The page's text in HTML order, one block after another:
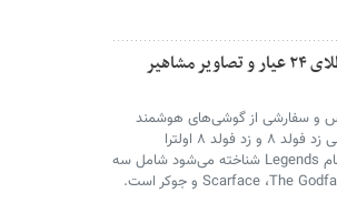
رونمایی از نسخه لوکس گلکسی زد فولد ۸ با طلای ۲۴ عیار و تصاویر مشاهیر
و سفارشی از گوشی‌های هوشمند
مشهور است از مجموعه جدیدی از گوشی‌های گلکسی زد فولد ۸ و زد فولد ۸ اولترا
سامسونگ رونمایی کرده است. این مجموعه که با نام Legends شناخته می‌شود شامل سه